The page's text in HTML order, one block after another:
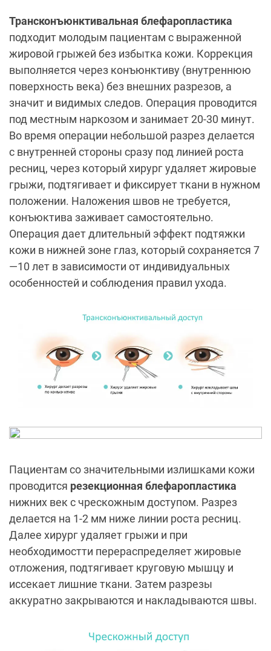
Трансконъюнктивальная блефаропластика
подходит молодым пациентам с выраженной
жировой грыжей без избытка кожи. Коррекция
выполняется через конъюнктиву (внутреннюю
поверхность века) без внешних разрезов, а
значит и видимых следов. Операция проводится
под местным наркозом и занимает 20-30 минут.
Во время операции небольшой разрез делается
с внутренней стороны сразу под линией роста
ресниц, через который хирург удаляет жировые
грыжи, подтягивает и фиксирует ткани в нужном
положении. Наложения швов не требуется,
конъюктива заживает самостоятельно.
Операция дает длительный эффект подтяжки
кожи в нижней зоне глаз, который сохраняется 7
—10 лет в зависимости от индивидуальных
особенностей и соблюдения правил ухода.
Пациентам со значительными излишками кожи
проводится резекционная блефаропластика
нижних век с чрескожным доступом. Разрез
делается на 1-2 мм ниже линии роста ресниц.
Далее хирург удаляет грыжи и при
необходимостти перераспределяет жировые
отложения, подтягивает круговую мышцу и
иссекает лишние ткани. Затем разрезы
аккуратно закрываются и накладываются швы.